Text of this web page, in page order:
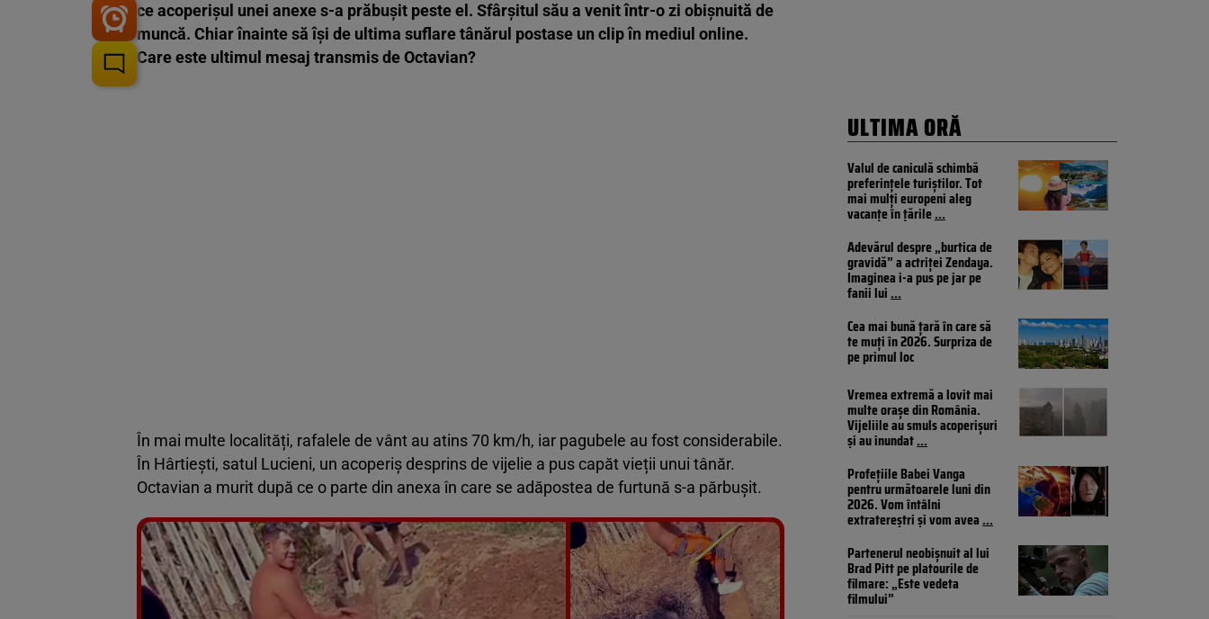
ce acoperișul unei anexe s-a prăbușit peste el. Sfârșitul său a venit într-o zi obișnuită de
muncă. Chiar înainte să își de ultima suflare tânărul postase un clip în mediul online.
Care este ultimul mesaj transmis de Octavian?
În mai multe localități, rafalele de vânt au atins 70 km/h, iar pagubele au fost considerabile.
În Hârtiești, satul Lucieni, un acoperiș desprins de vijelie a pus capăt vieții unui tânăr.
Octavian a murit după ce o parte din anexa în care se adăpostea de furtună s-a părbușit.
ULTIMA ORĂ
Valul de caniculă schimbă
preferințele turiștilor. Tot
mai mulți europeni aleg
vacanțe în țările...
Adevărul despre „burtica de
gravidă” a actriței Zendaya.
Imaginea i-a pus pe jar pe
fanii lui...
Cea mai bună țară în care să
te muți în 2026. Surpriza de
pe primul loc
Vremea extremă a lovit mai
multe orașe din România.
Vijeliile au smuls acoperișuri
și au inundat...
Profețiile Babei Vanga
pentru următoarele luni din
2026. Vom întâlni
extratereștri și vom avea...
Partenerul neobișnuit al lui
Brad Pitt pe platourile de
filmare: „Este vedeta
filmului”